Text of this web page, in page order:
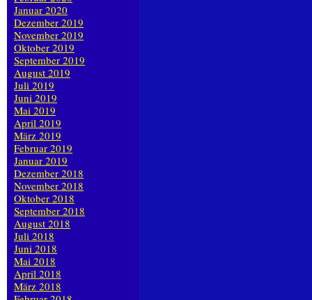
Januar 2020
Dezember 2019
November 2019
Oktober 2019
September 2019
August 2019
Juli 2019
Juni 2019
Mai 2019
April 2019
März 2019
Februar 2019
Januar 2019
Dezember 2018
November 2018
Oktober 2018
September 2018
August 2018
Juli 2018
Juni 2018
Mai 2018
April 2018
März 2018